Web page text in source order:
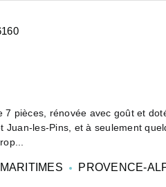
pièces, rénovée avec goût et
Juan-les-Pins, et à seulement
PROVENCE-